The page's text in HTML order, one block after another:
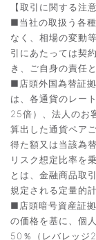
【取引に関する注
■当社の取扱う各
なく、相場の変動
引にあたっては契
き、ご自身の責任
■店頭外国為替証
は、各通貨のレー
25倍）、法人のお
算出した通貨ペア
得た額又は当該為
リスク想定比率を
とは、金融商品取
規定される定量的
■店頭暗号資産証
の価格を基に、個
50％（レバレッジ